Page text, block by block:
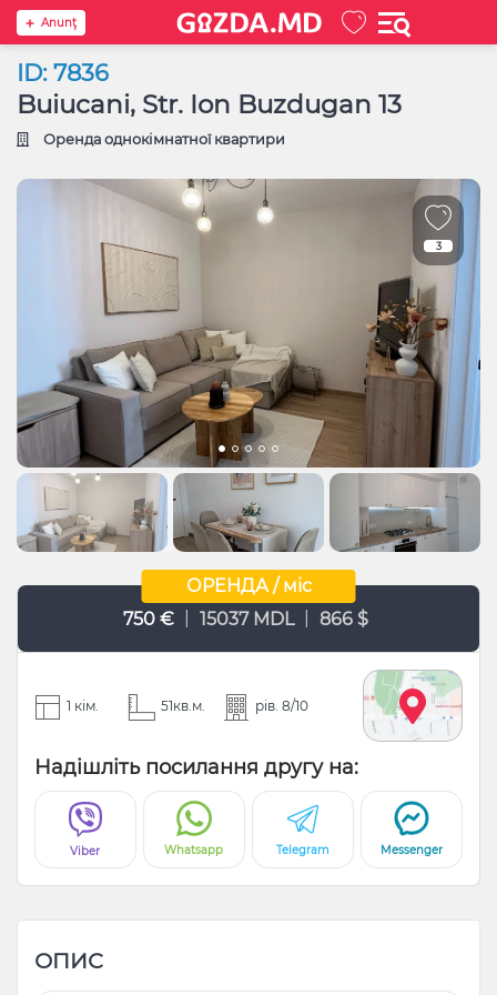
Anunţ
ID: 7836
Buiucani, Str. Ion Buzdugan 13
Оренда однокімнатної квартири
3
ОРЕНДА / міс
750 €
15037 MDL 866 $
1 кім. 51кв.м. рів. 8/10
Надішліть посилання другу на:
Viber Whatsapp Telegram Messenger
ОПИС